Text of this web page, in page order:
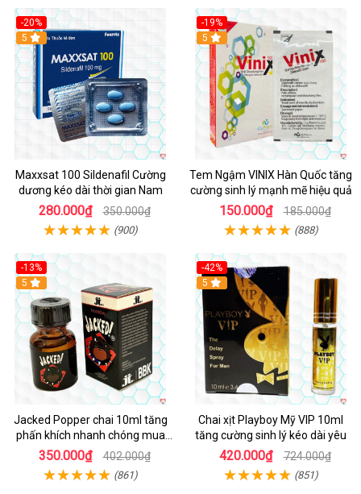
-20%
5
Maxxsat 100 Sildenafil Cường
dương kéo dài thời gian Nam
280.000₫ 350.000₫
(900)
-19%
5
Tem Ngậm VINIX Hàn Quốc tăng
cường sinh lý mạnh mẽ hiệu quả
150.000₫ 185.000₫
(888)
-13%
5
Jacked Popper chai 10ml tăng
phấn khích nhanh chóng mua
ngay
350.000₫ 402.000₫
(861)
-42%
5
Chai xịt Playboy Mỹ VIP 10ml
tăng cường sinh lý kéo dài yêu
420.000₫ 724.000₫
(851)